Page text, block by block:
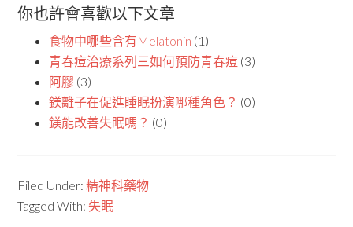
你也許會喜歡以下文章
食物中哪些含有Melatonin (1)
青春痘治療系列三如何預防青春痘 (3)
阿膠 (3)
鎂離子在促進睡眠扮演哪種角色？ (0)
鎂能改善失眠嗎？ (0)
Filed Under:精神科藥物
Tagged With:失眠